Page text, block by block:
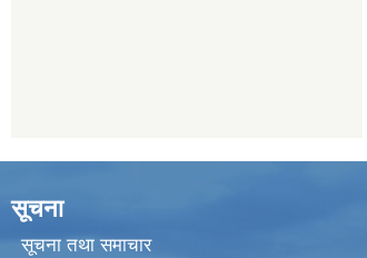
सूचना
सूचना तथा समाचार